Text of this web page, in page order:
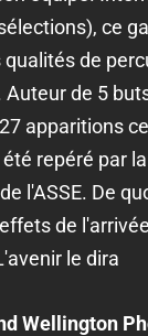
ce
de
de 5
apparitions
repéré par
l'ASSE. De
de
le dira
Wellington